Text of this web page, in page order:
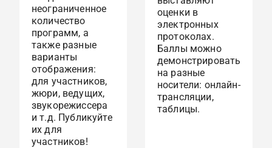
неограниченное
количество
программ, а
также разные
варианты
отображения:
для участников,
жюри, ведущих,
звукорежиссера
и т.д. Публикуйте
их для
участников!
оценки в
электронных
протоколах.
Баллы можно
демонстрировать
на разные
носители: онлайн-
трансляции,
таблицы.